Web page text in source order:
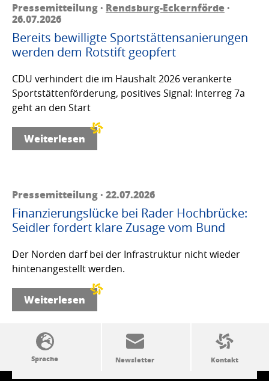
Pressemitteilung · Rendsburg-Eckernförde·
26.07.2026
Bereits bewilligte Sportstättensanierungen
werden dem Rotstift geopfert
CDU verhindert die im Haushalt 2026 verankerte
Sportstättenförderung, positives Signal: Interreg 7a
geht an den Start
Weiterlesen
Pressemitteilung · 22.07.2026
Finanzierungslücke bei Rader Hochbrücke:
Seidler fordert klare Zusage vom Bund
Der Norden darf bei der Infrastruktur nicht wieder
hintenangestellt werden.
Weiterlesen
SSW-Politik von A bis Z